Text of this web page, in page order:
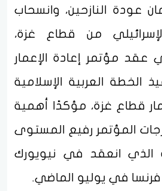
عودة النازحين، وانسحاب
من قطاع غزة،
مؤتمر إعادة الإعمار
الخطة العربية الإسلامية
قطاع غزة، مؤكدًا أهمية
المؤتمر رفيع المستوى
الذي انعقد في نيويورك
فرنسا في يوليو الماضي.